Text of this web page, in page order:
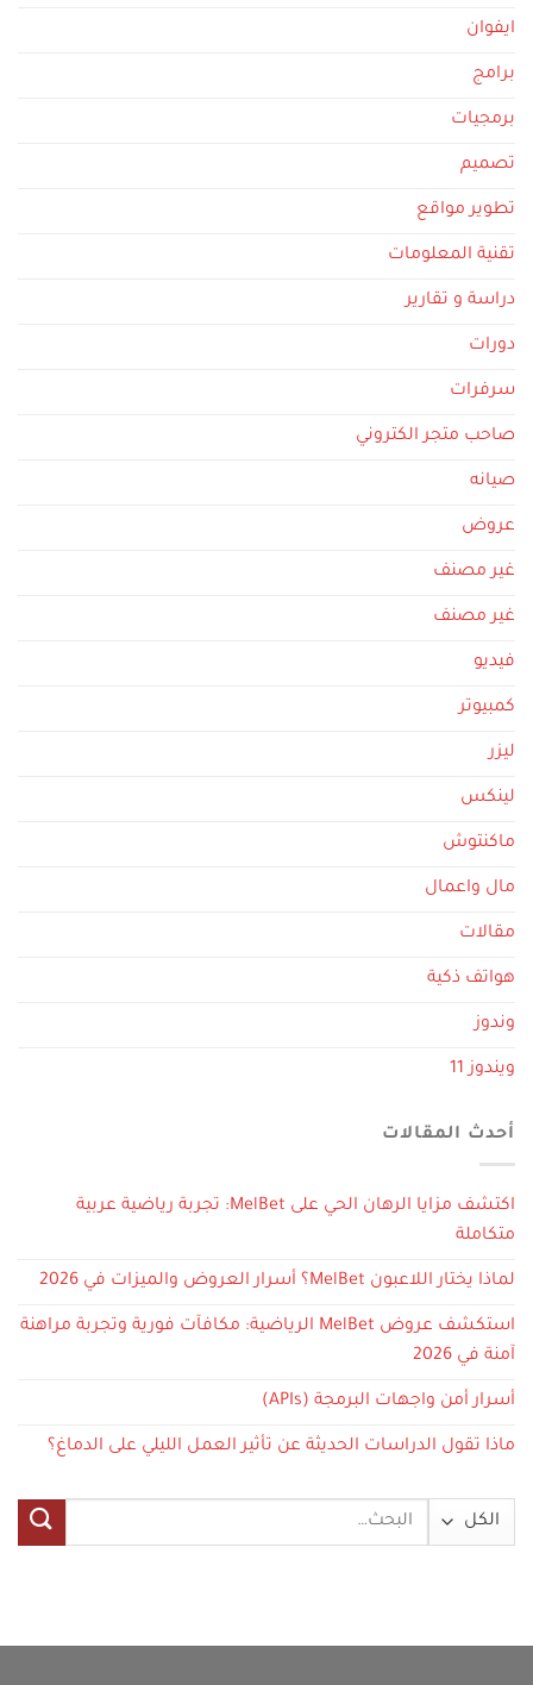
ايفوان
برامج
برمجيات
تصميم
تطوير مواقع
تقنية المعلومات
دراسة و تقارير
دورات
سرفرات
صاحب متجر الكتروني
صيانه
عروض
غير مصنف
غير مصنف
فيديو
كمبيوتر
ليزر
لينكس
ماكنتوش
مال واعمال
مقالات
هواتف ذكية
وندوز
ويندوز 11
أحدث المقالات
اكتشف مزايا الرهان الحي على MelBet: تجربة رياضية عربية
متكاملة
لماذا يختار اللاعبون MelBet؟ أسرار العروض والميزات في 2026
استكشف عروض MelBet الرياضية: مكافآت فورية وتجربة مراهنة
آمنة في 2026
أسرار أمن واجهات البرمجة (APIs)
ماذا تقول الدراسات الحديثة عن تأثير العمل الليلي على الدماغ؟
البحث